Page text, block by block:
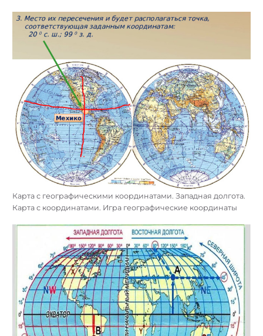
Карта с географическими координатами. Западная долгота.
Карта с координатами. Игра географические координаты